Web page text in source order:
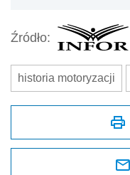
Źródło:
historia motoryzacji